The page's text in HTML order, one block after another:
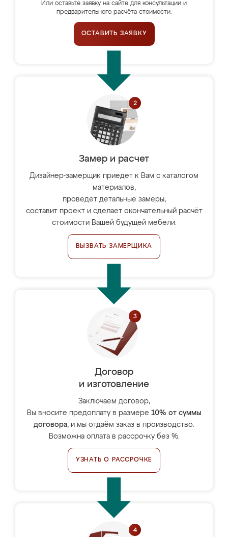
Или оставьте заявку на сайте для консультации и
предварительного расчёта стоимости.
ОСТАВИТЬ ЗАЯВКУ
Замер и расчет
Дизайнер-замерщик приедет к Вам с каталогом
материалов,
проведёт детальные замеры,
составит проект и сделает окончательный расчёт
стоимости Вашей будущей мебели.
ВЫЗВАТЬ ЗАМЕРЩИКА
Договор
и изготовление
Заключаем договор,
Вы вносите предоплату в размере 10% от суммы
договора, и мы отдаём заказ в производство.
Возможна оплата в рассрочку без %.
УЗНАТЬ О РАССРОЧКЕ